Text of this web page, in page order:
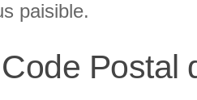
paisible.
Postal